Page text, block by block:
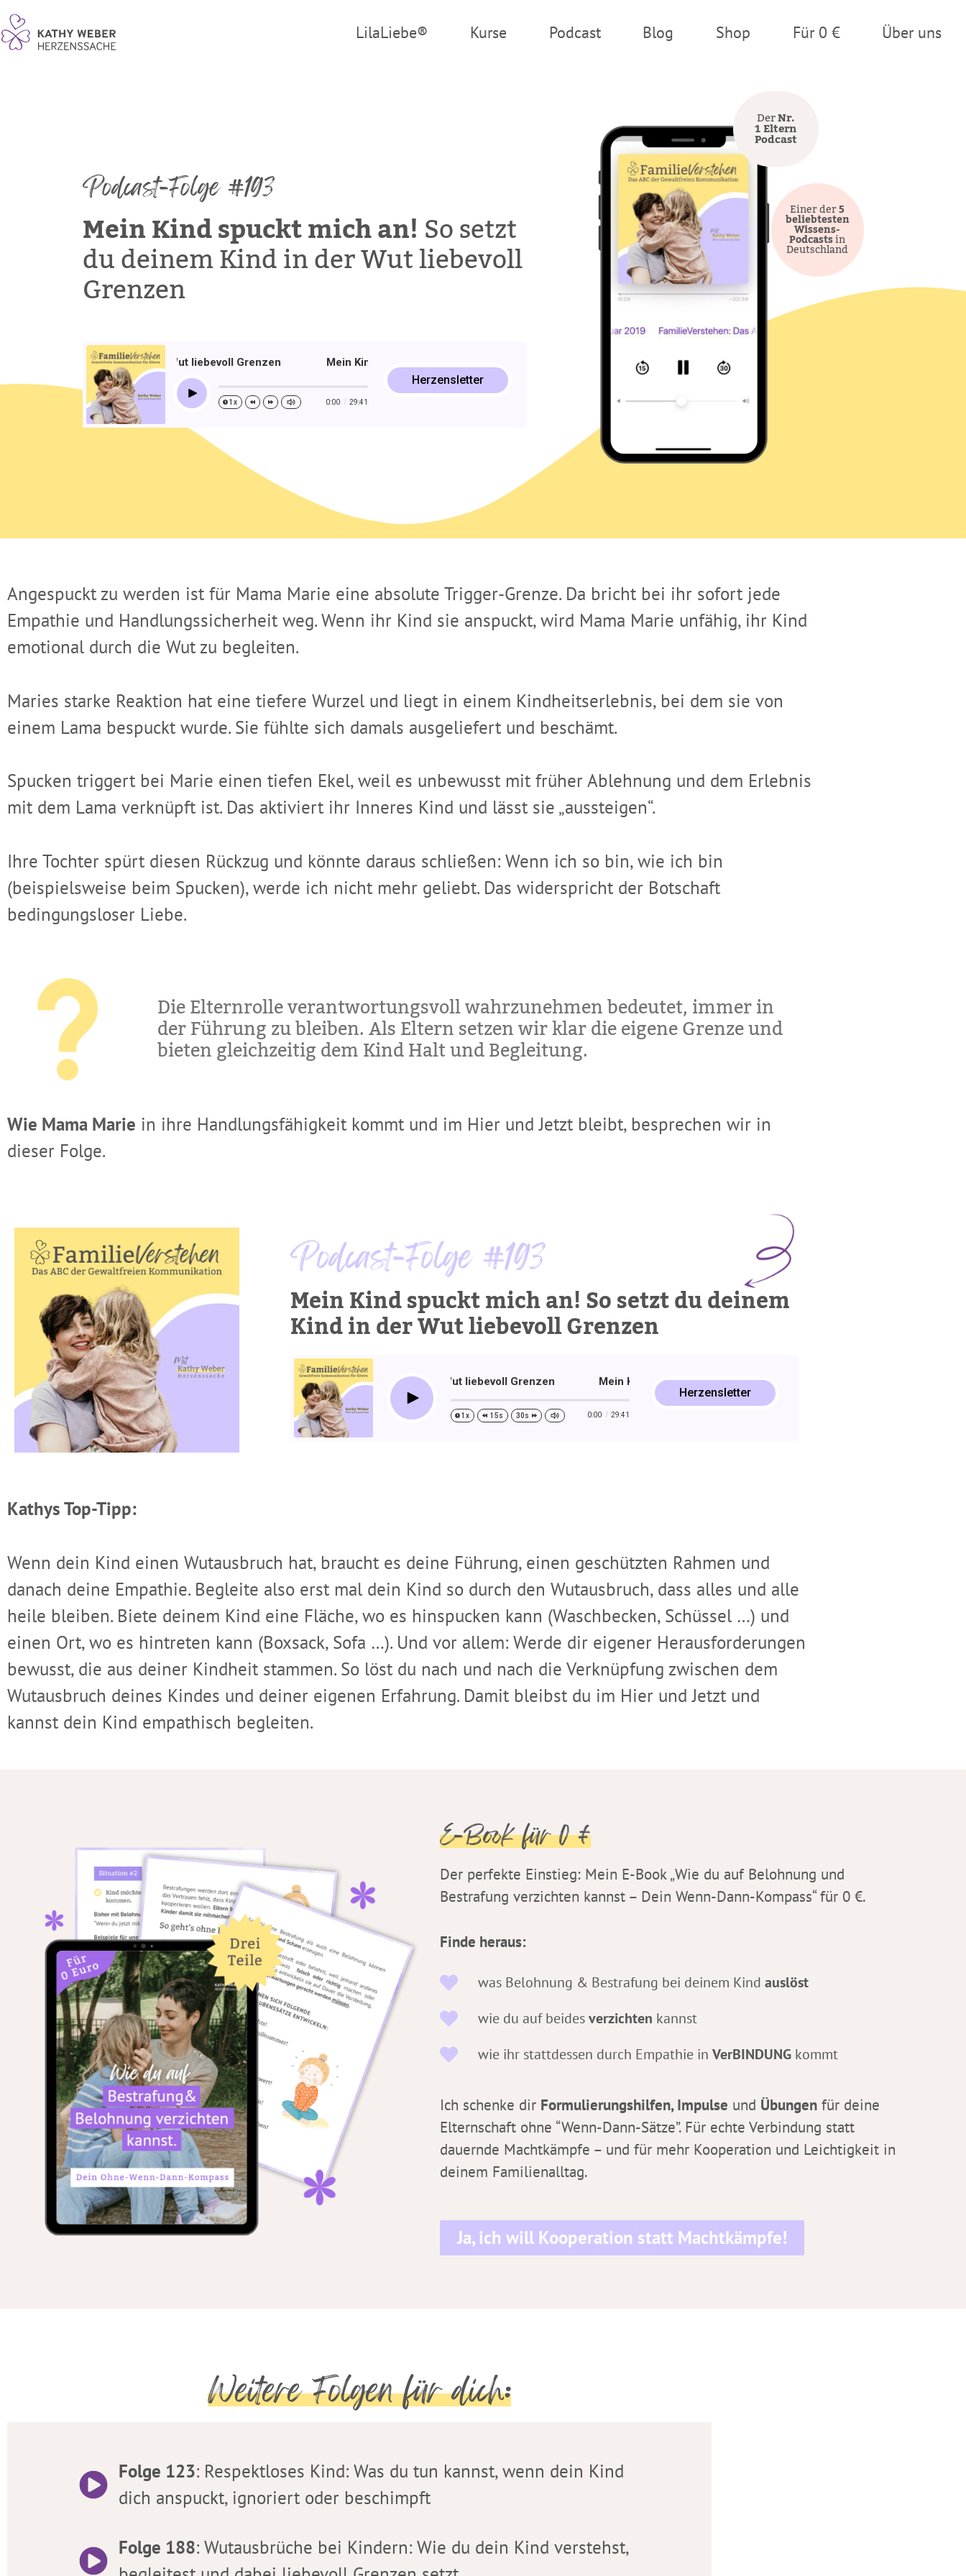
LilaLiebe® Kurse Podcast Blog Shop Für 0 € Über uns
Podcast-Folge #193
Mein Kind spuckt mich an!So setzt
du deinem Kind in der Wut liebevoll
Grenzen
du deinem Kind in der Wut liebevoll Grenzen Mein Kind spuckt mich an! So setzt du deinem Kind in der Wut liebevoll Grenzen
Mein Kind spuckt mich an! So setzt du deinem Kind in der Wut liebevoll Grenzen
Play
1x 15s 30s 0:00 29:41
Herzensletter
Einer der5
beliebtesten
Wissens-
Podcastsin
Deutschland
DerNr.
1 Eltern
Podcast
Angespuckt zu werden ist für Mama Marie eine absolute Trigger-Grenze. Da bricht bei ihr sofort jede
Empathie und Handlungssicherheit weg. Wenn ihr Kind sie anspuckt, wird Mama Marie unfähig, ihr Kind
emotional durch die Wut zu begleiten.
Maries starke Reaktion hat eine tiefere Wurzel und liegt in einem Kindheitserlebnis, bei dem sie von
einem Lama bespuckt wurde. Sie fühlte sich damals ausgeliefert und beschämt.
Spucken triggert bei Marie einen tiefen Ekel, weil es unbewusst mit früher Ablehnung und dem Erlebnis
mit dem Lama verknüpft ist. Das aktiviert ihr Inneres Kind und lässt sie „aussteigen“.
Ihre Tochter spürt diesen Rückzug und könnte daraus schließen: Wenn ich so bin, wie ich bin
(beispielsweise beim Spucken), werde ich nicht mehr geliebt. Das widerspricht der Botschaft
bedingungsloser Liebe.
Die Elternrolle verantwortungsvoll wahrzunehmen bedeutet, immer in
der Führung zu bleiben. Als Eltern setzen wir klar die eigene Grenze und
bieten gleichzeitig dem Kind Halt und Begleitung.
Wie Mama Marie in ihre Handlungsfähigkeit kommt und im Hier und Jetzt bleibt, besprechen wir in
dieser Folge.
Podcast-Folge #193
Mein Kind spuckt mich an! So setzt du deinem
Kind in der Wut liebevoll Grenzen
Play
Mein Kind spuckt mich an! So setzt du deinem Kind in der Wut liebevoll Grenzen Mein Kind spuckt mich an! So setzt du deinem Kind in der Wut liebevoll
Mein Kind spuckt mich an! So setzt du deinem Kind in der Wut
1x 15s 30s 0:00 29:41
Herzensletter
Kathys Top-Tipp:
Wenn dein Kind einen Wutausbruch hat, braucht es deine Führung, einen geschützten Rahmen und
danach deine Empathie. Begleite also erst mal dein Kind so durch den Wutausbruch, dass alles und alle
heile bleiben. Biete deinem Kind eine Fläche, wo es hinspucken kann (Waschbecken, Schüssel …) und
einen Ort, wo es hintreten kann (Boxsack, Sofa …). Und vor allem: Werde dir eigener Herausforderungen
bewusst, die aus deiner Kindheit stammen. So löst du nach und nach die Verknüpfung zwischen dem
Wutausbruch deines Kindes und deiner eigenen Erfahrung. Damit bleibst du im Hier und Jetzt und
kannst dein Kind empathisch begleiten.
E-Book für 0 €
Der perfekte Einstieg: Mein E-Book „Wie du auf Belohnung und
Bestrafung verzichten kannst – Dein Wenn-Dann-Kompass“ für 0 €.
Finde heraus:
was Belohnung & Bestrafung bei deinem Kindauslöst
wie du auf beidesverzichten kannst
wie ihr stattdessen durch Empathie inVerBINDUNG kommt
Ich schenke dir Formulierungshilfen, Impulse und Übungen für deine
Elternschaft ohne “Wenn-Dann-Sätze”. Für echte Verbindung statt
dauernde Machtkämpfe – und für mehr Kooperation und Leichtigkeit in
deinem Familienalltag.
Ja, ich will Kooperation statt Machtkämpfe!
Weitere Folgen für dich:
Folge 123: Respektloses Kind: Was du tun kannst, wenn dein Kind
dich anspuckt, ignoriert oder beschimpft
Folge 188: Wutausbrüche bei Kindern: Wie du dein Kind verstehst,